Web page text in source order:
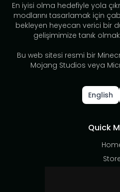
En iyisi olma hedefiyle yola
modlarını tasarlamak için
bekleyen heyecan verici bir
gelişimimize tanık olmak
Bu web sitesi resmi bir
Mojang Studios veya
English
Quick